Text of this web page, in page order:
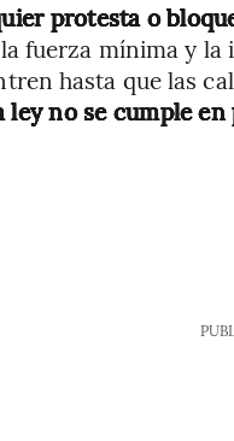
protesta o
fuerza mínima y
hasta que las
ley no se cumple